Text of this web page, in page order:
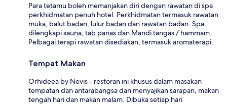
Para tetamu boleh memanjakan diri dengan rawatan di spa
perkhidmatan penuh hotel. Perkhidmatan termasuk rawatan
muka, balut badan, lulur badan dan rawatan badan. Spa
dilengkapi sauna, tab panas dan Mandi tangas / hammam.
Pelbagai terapi rawatan disediakan, termasuk aromaterapi.
Tempat Makan
Orhideea by Nevis - restoran ini khusus dalam masakan
tempatan dan antarabangsa dan menyajikan sarapan, makan
tengah hari dan makan malam. Dibuka setiap hari